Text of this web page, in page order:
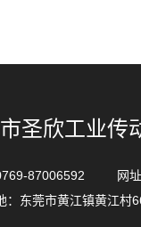
圣欣工业传
87006592 网址
：东莞市黄江镇黄江村